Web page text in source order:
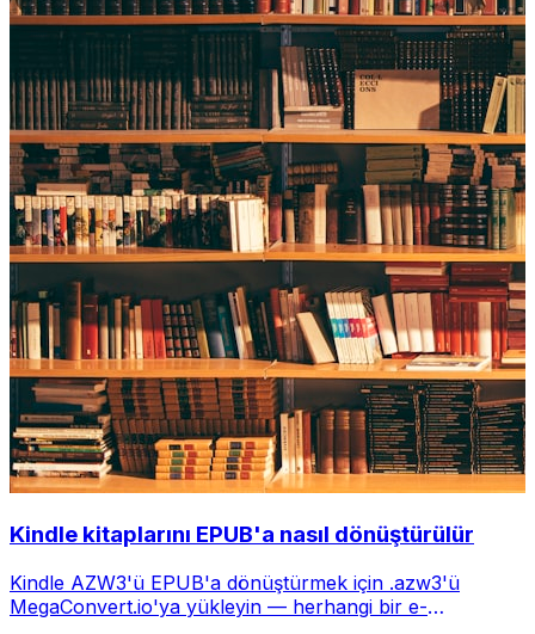
Kindle kitaplarını EPUB'a nasıl dönüştürülür
Kindle AZW3'ü EPUB'a dönüştürmek için .azw3'ü
MegaConvert.io'ya yükleyin — herhangi bir e-